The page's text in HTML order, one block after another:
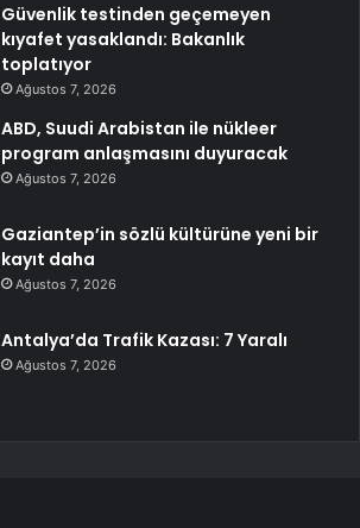
Güvenlik testinden geçemeyen
kıyafet yasaklandı: Bakanlık
toplatıyor
Ağustos 7, 2026
ABD, Suudi Arabistan ile nükleer
program anlaşmasını duyuracak
Ağustos 7, 2026
Gaziantep’in sözlü kültürüne yeni bir
kayıt daha
Ağustos 7, 2026
Antalya’da Trafik Kazası: 7 Yaralı
Ağustos 7, 2026